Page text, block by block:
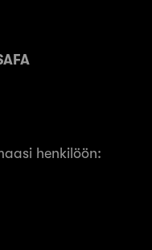
henkilöön: